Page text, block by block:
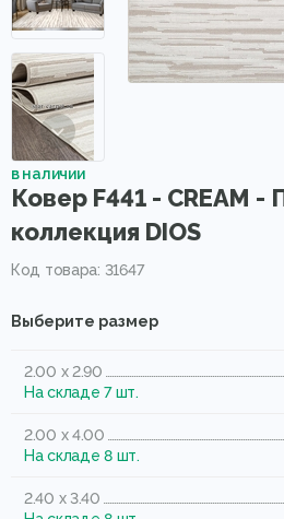
в наличии
Ковер F441 - CREAM -
коллекция DIOS
Код товара: 31647
Выберите размер
2.00 x 2.90
На складе 7 шт.
2.00 x 4.00
На складе 8 шт.
2.40 x 3.40